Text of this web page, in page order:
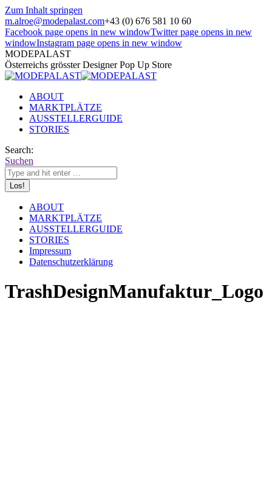
Zum Inhalt springen
m.alroe@modepalast.com+43 (0) 676 581 10 60
Facebook page opens in new windowTwitter page opens in new
windowInstagram page opens in new window
MODEPALAST
Österreichs grösster Designer Pop Up Store
ABOUT
MARKTPLÄTZE
AUSSTELLERGUIDE
STORIES
Search:
Suchen
ABOUT
MARKTPLÄTZE
AUSSTELLERGUIDE
STORIES
Impressum
Datenschutzerklärung
TrashDesignManufaktur_Logo